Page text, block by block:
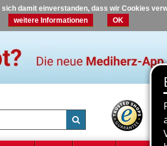
damit einverstanden, dass wir Cookies
weitere Informationen OK